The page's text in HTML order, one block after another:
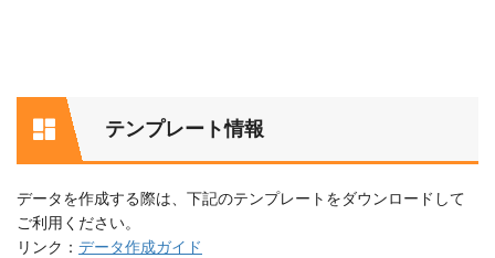
テンプレート情報
データを作成する際は、下記のテンプレートをダウンロードして
ご利用ください。
リンク： データ作成ガイド